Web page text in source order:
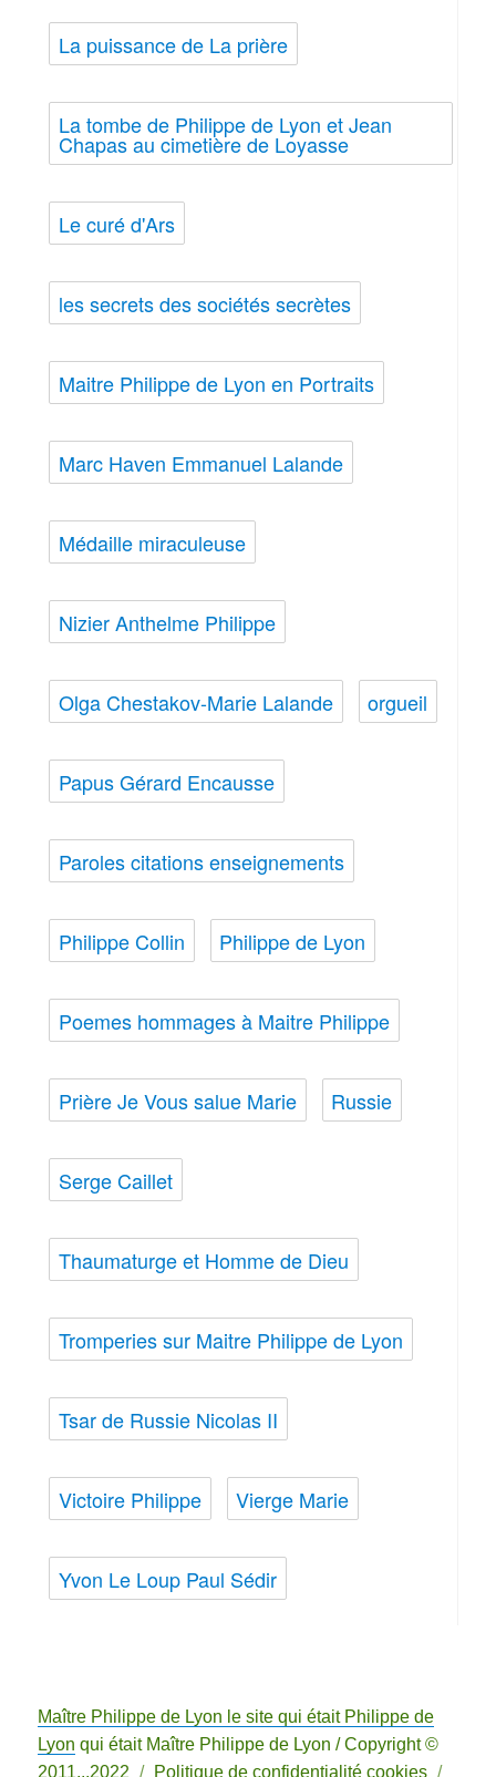
La puissance de La prière
La tombe de Philippe de Lyon et Jean
Chapas au cimetière de Loyasse
Le curé d'Ars
les secrets des sociétés secrètes
Maitre Philippe de Lyon en Portraits
Marc Haven Emmanuel Lalande
Médaille miraculeuse
Nizier Anthelme Philippe
Olga Chestakov-Marie Lalande orgueil
Papus Gérard Encausse
Paroles citations enseignements
Philippe Collin Philippe de Lyon
Poemes hommages à Maitre Philippe
Prière Je Vous salue Marie Russie
Serge Caillet
Thaumaturge et Homme de Dieu
Tromperies sur Maitre Philippe de Lyon
Tsar de Russie Nicolas II
Victoire Philippe Vierge Marie
Yvon Le Loup Paul Sédir
Maître Philippe de Lyon le site qui était Philippe de
Lyon qui était Maître Philippe de Lyon / Copyright ©
2011...2022
Politique de confidentialité cookies